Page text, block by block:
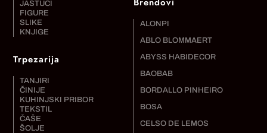
JASTUCI
FIGURE
SLIKE
KNJIGE
Trpezarija
TANJIRI
ČINIJE
KUHINJSKI PRIBOR
TEKSTIL
ČAŠE
ŠOLJE
ALONPI
ABLO BLOMMAERT
ABYSS HABIDECOR
BAOBAB
BORDALLO PINHEIRO
BOSA
CELSO DE LEMOS